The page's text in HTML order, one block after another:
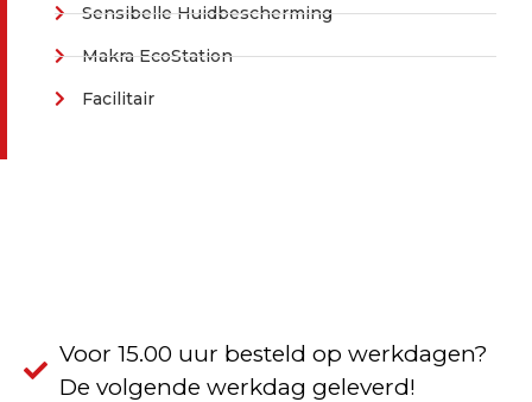
Sensibelle Huidbescherming
Makra EcoStation
Facilitair
Voor 15.00 uur besteld op werkdagen?
De volgende werkdag geleverd!